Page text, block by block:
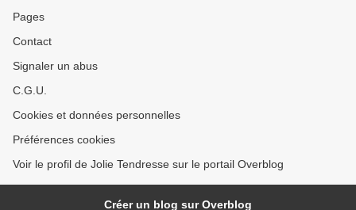
Pages
Contact
Signaler un abus
C.G.U.
Cookies et données personnelles
Préférences cookies
Voir le profil de Jolie Tendresse sur le portail Overblog
Créer un blog sur Overblog